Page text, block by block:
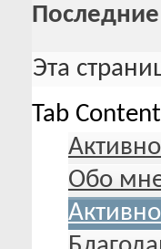
Последние
Эта
Tab Content
Обо